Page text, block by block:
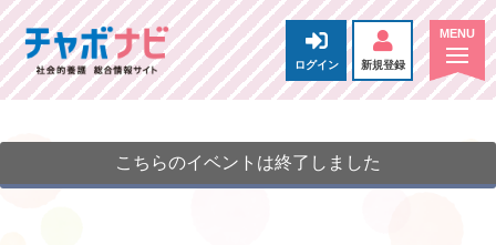
ログイン 新規登録
こちらのイベントは終了しました